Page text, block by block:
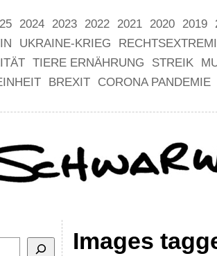
2024 2023 2022 2021 2020 2019
UKRAINE-KRIEG
TIERE ERNÄHRUNG STREIK
BREXIT
CORONA PANDEMIE
Images